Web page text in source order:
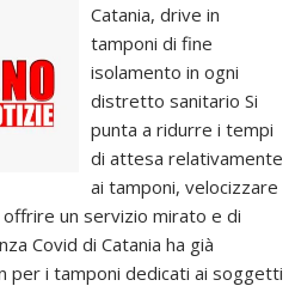
Catania, drive in
tamponi di fine
isolamento in ogni
distretto sanitario Si
punta a ridurre i tempi
di attesa relativamente
ai tamponi, velocizzare
un servizio mirato e di
Covid di Catania ha già
per i tamponi dedicati ai soggetti